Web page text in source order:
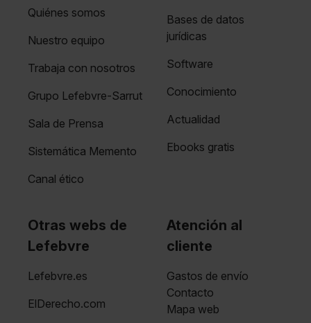
Quiénes somos
Nuestro equipo
Trabaja con nosotros
Grupo Lefebvre-Sarrut
Sala de Prensa
Sistemática Memento
Canal ético
Bases de datos
jurídicas
Software
Conocimiento
Actualidad
Ebooks gratis
Otras webs de
Lefebvre
Lefebvre.es
ElDerecho.com
Atención al
cliente
Gastos de envío
Contacto
Mapa web